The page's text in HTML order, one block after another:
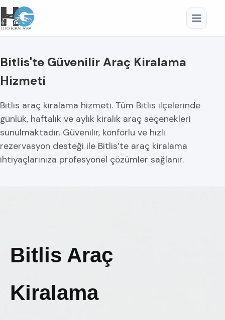
Bitlis'te Güvenilir Araç Kiralama
Hizmeti
Bitlis araç kiralama hizmeti. Tüm Bitlis ilçelerinde
günlük, haftalık ve aylık kiralık araç seçenekleri
sunulmaktadır. Güvenilir, konforlu ve hızlı
rezervasyon desteği ile Bitlis’te araç kiralama
ihtiyaçlarınıza profesyonel çözümler sağlanır.
Bitlis Araç
Kiralama